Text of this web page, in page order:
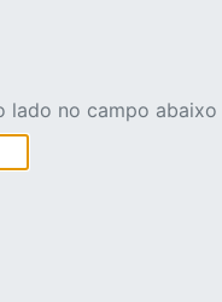
lado no campo abaixo